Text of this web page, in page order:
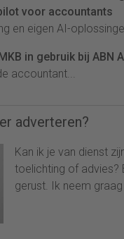
voor accountants
en eigen AI-
in gebruik bij ABN
accountant...
adverteren?
Kan ik je van dienst
toelichting of advies?
gerust. Ik neem